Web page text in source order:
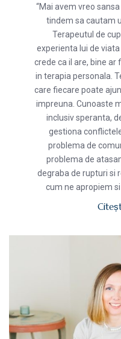
“Mai avem vreo
tindem sa cautam
Terapeutul de
experienta lui de
crede ca il are, bine ar
in terapia personala.
care fiecare poate
impreuna. Cunoaste
inclusiv speranta,
gestiona
problema de
problema de
degraba de rupturi si
cum ne apropiem